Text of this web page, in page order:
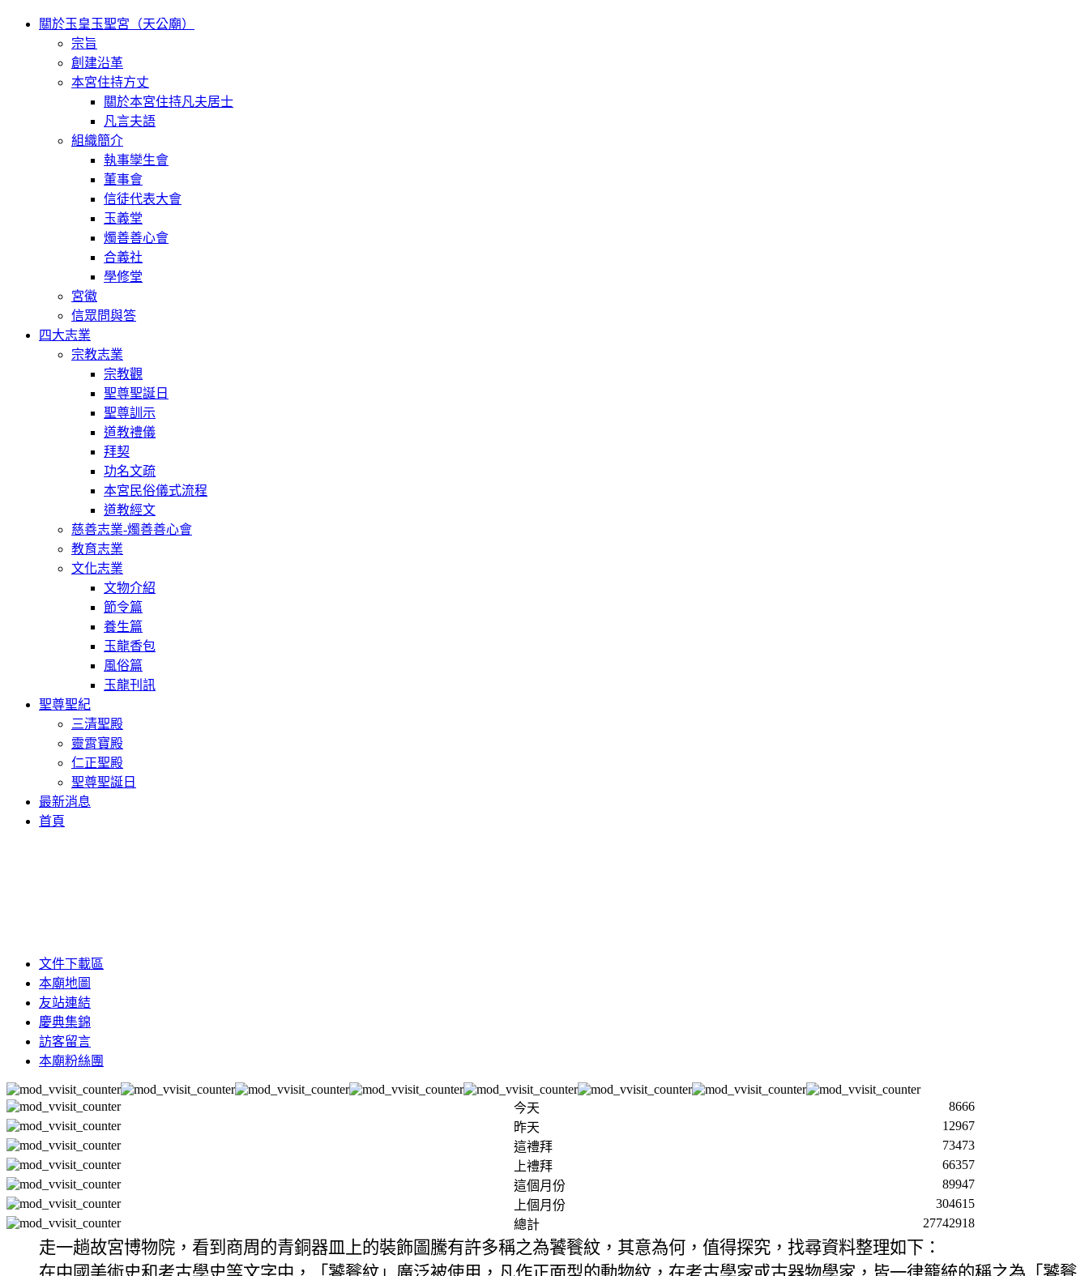
關於玉皇玉聖宮（天公廟）
宗旨
創建沿革
本宮住持方丈
關於本宮住持凡夫居士
凡言夫語
組織簡介
執事孿生會
董事會
信徒代表大會
玉義堂
燭善善心會
合義社
學修堂
宮徽
信眾問與答
四大志業
宗教志業
宗教觀
聖尊聖誕日
聖尊訓示
道教禮儀
拜契
功名文疏
本宮民俗儀式流程
道教經文
慈善志業-燭善善心會
教育志業
文化志業
文物介紹
節令篇
養生篇
玉龍香包
風俗篇
玉龍刊訊
聖尊聖紀
三清聖殿
靈霄寶殿
仁正聖殿
聖尊聖誕日
最新消息
首頁
文件下載區
本廟地圖
友站連結
慶典集錦
訪客留言
本廟粉絲團
今天
8666
昨天
12967
這禮拜
73473
上禮拜
66357
這個月份
89947
上個月份
304615
總計
27742918
走一趟故宮博物院，看到商周的青銅器皿上的裝飾圖騰有許多稱之為饕餮紋，其意為何，值得探究，找尋資料整理如下：